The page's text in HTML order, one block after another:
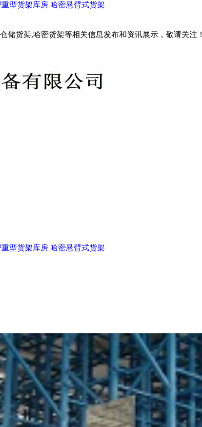
重型货架库房 哈密悬臂式货架
储货架,哈密货架等相关信息发布和资讯展示，敬请关注！
重型货架库房 哈密悬臂式货架